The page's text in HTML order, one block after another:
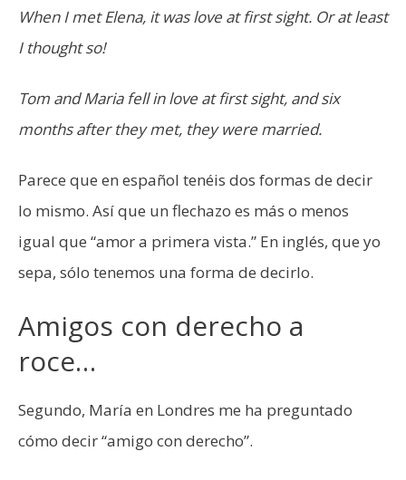
When I met Elena, it was love at first sight. Or at least
I thought so!
Tom and Maria fell in love at first sight, and six
months after they met, they were married.
Parece que en español tenéis dos formas de decir
lo mismo. Así que un flechazo es más o menos
igual que “amor a primera vista.” En inglés, que yo
sepa, sólo tenemos una forma de decirlo.
Amigos con derecho a
roce…
Segundo, María en Londres me ha preguntado
cómo decir “amigo con derecho”.